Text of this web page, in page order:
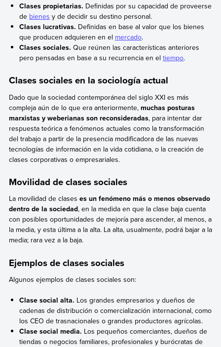
Clases propietarias. Definidas por su capacidad de proveerse
de bienes y de decidir su destino personal.
Clases lucrativas. Definidas en base al valor que los bienes
que producen adquieren en el mercado.
Clases sociales. Que reúnen las características anteriores
pero pensadas en base a su recurrencia en eltiempo.
Clases sociales en la sociología actual
Dado que la sociedad contemporánea del siglo XXI es más
compleja aún de lo que era anteriormente, muchas posturas
marxistas y weberianas son reconsideradas, para intentar dar
respuesta teórica a fenómenos actuales como la transformación
del trabajo a partir de la presencia modificadora de las nuevas
tecnologías de información en la vida cotidiana, o la creación de
clases corporativas o empresariales.
Movilidad de clases sociales
La movilidad de clases es un fenómeno más o menos observado
dentro de la sociedad, en la medida en que la clase baja cuenta
con posibles oportunidades de mejoría para ascender, al menos, a
la media, y esta última a la alta. La alta, usualmente, podrá bajar a la
media; rara vez a la baja.
Ejemplos de clases sociales
Algunos ejemplos de clases sociales son:
Clase social alta. Los grandes empresarios y dueños de
cadenas de distribución o comercialización internacional, como
los CEO de trasnacionales o grandes productores agrícolas.
Clase social media. Los pequeños comerciantes, dueños de
tiendas o negocios familiares, profesionales y burócratas de